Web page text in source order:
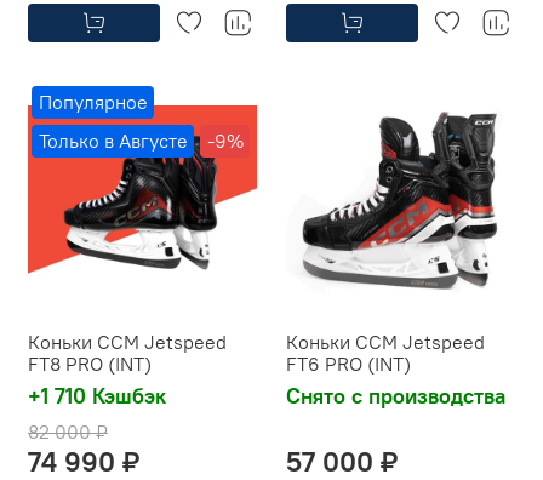
Популярное
Только в Августе
-9%
Коньки CCM Jetspeed
FT8 PRO (INT)
+1 710 Кэшбэк
82 000 ₽
74 990 ₽
Коньки CCM Jetspeed
FT6 PRO (INT)
Снято с производства
57 000 ₽